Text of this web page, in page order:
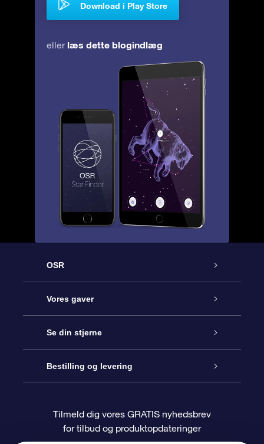
Download i Play Store
eller læs dette blogindlæg
OSR
Kundeservice
Kontakt os
Bloggen
Anmeldelser
Vores gaver
Online Stjernegave
OSR Gavepakke
OSR Gavekortet
Se din stjerne
Star Register
Personliggjort Stjerneside
Bestilling og levering
Betalingsinformation
Tilmeld dig vores GRATIS nyhedsbrev
for tilbud og produktopdateringer